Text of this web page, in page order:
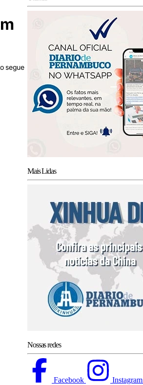
segue
Mais Lidas
Nossas redes
Facebook Instagram